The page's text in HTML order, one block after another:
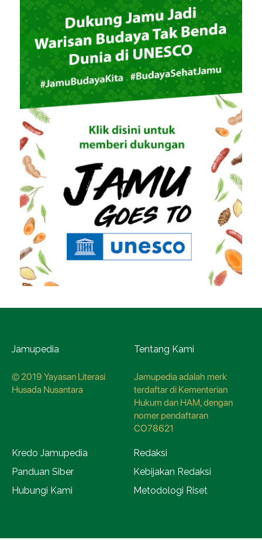
Jamupedia
© 2019 Yayasan Literasi
Husada Nusantara
Tentang Kami
Jamupedia adalah merk
terdaftar di Kementerian
Hukum dan HAM, dengan
nomer pendaftaran
CO78621
Kredo Jamupedia
Redaksi
Panduan Siber
Kebijakan Redaksi
Hubungi Kami
Metodologi Riset